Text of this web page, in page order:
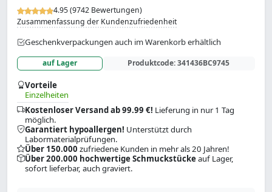
4.95 (9742 Bewertungen)
Zusammenfassung der Kundenzufriedenheit
Geschenkverpackungen auch im Warenkorb erhältlich
auf Lager Produktcode:341436BC9745
Vorteile
Einzelheiten
Kostenloser Versand ab 99.99 €! Lieferung in nur 1 Tag
möglich.
Garantiert hypoallergen! Unterstützt durch
Labormaterialprüfungen.
Über 150.000 zufriedene Kunden in mehr als 20 Jahren!
Über 200.000 hochwertige Schmuckstückeauf Lager,
sofort lieferbar, auch graviert.